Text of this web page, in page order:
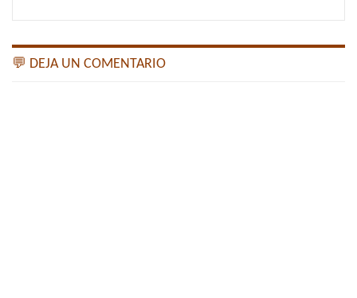
💬 DEJA UN COMENTARIO